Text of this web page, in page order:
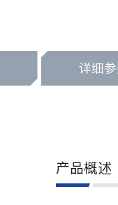
详细
产品概述